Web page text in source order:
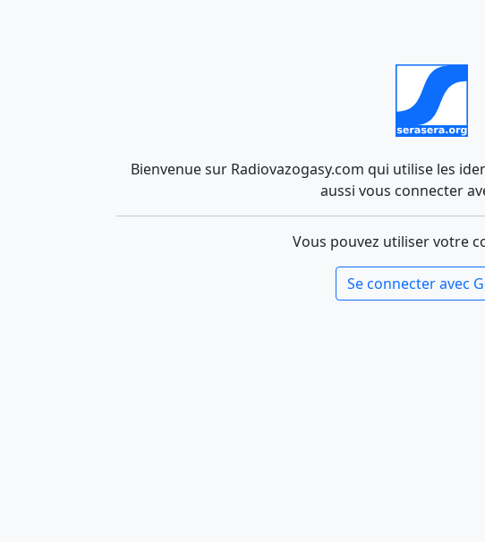
Bienvenue sur Radiovazogasy.com qui utilise les
aussi vous connecter
Vous pouvez utiliser votre
Se connecter avec